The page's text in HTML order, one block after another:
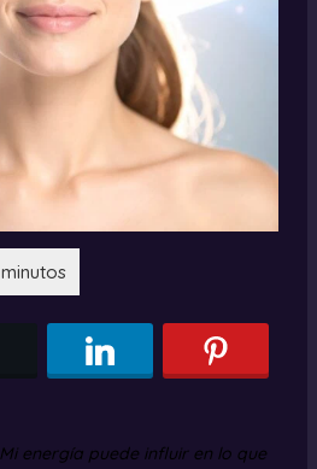
energía puede influir en lo que